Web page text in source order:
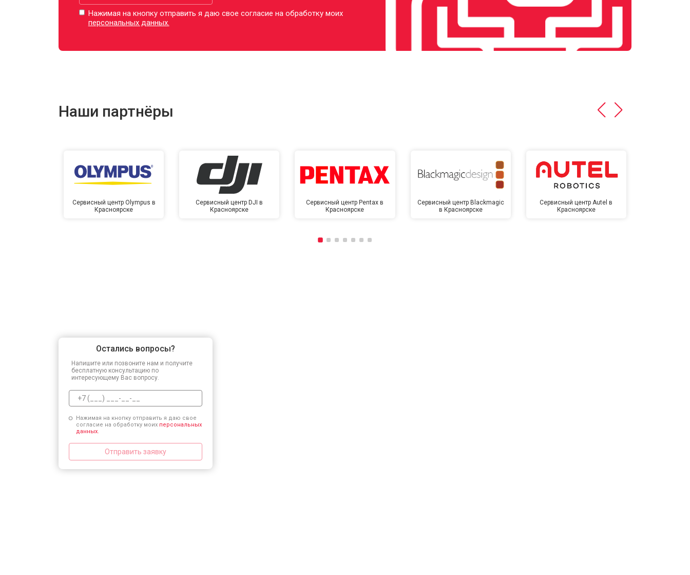
Нажимая на кнопку отправить я даю свое согласие на обработку моих
персональных данных.
Наши партнёры
Сервисный центр Olympus в
Красноярске
Сервисный центр DJI в
Красноярске
Сервисный центр Pentax в
Красноярске
Сервисный центр Blackmagic
в Красноярске
Сервисный центр Autel в
Красноярске
Остались вопросы?
Напишите или позвоните нам и получите
бесплатную консультацию по
интересующему Вас вопросу.
Нажимая на кнопку отправить я даю свое
согласие на обработку моих персональных
данных.
Отправить заявку